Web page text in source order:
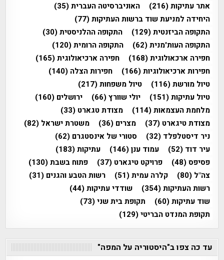
אתר עתיקות(216) האוניברסיטה העברית(35)
היחידה למניעת שוד ברשות העתיקות(77)
התקופה הביזנטית(129) התקופה ההלניסטית(30)
התקופה העות'מנית(62) התקופה הרומית(120)
חפירה ארכאולוגית(168) חפירה ארכיאולוגית(165)
חפירות ארכיאולוגיות(166) חפירות הצלה (140)
טיול מורשת(116) טיול משפחות(217)
טיול עתיקות(151) יולי שוורץ(66) ירושלים (160)
מלחמת העצמאות(114) מצודת טגארט (33)
מצודת טיגארט (37) מצרים (36) משטרת ישראל (82)
ניר דיסטלפלד (32) סטורי של אינסטגרם (62)
עיר דוד (52) עמוד ענן(146) עתיקות(183)
פסיפס(48) פרויקט טיגארט (37) פתוח בשבת(130)
צה"ל (80) קלרה עמית(51) רשות הטבע והגנים (31)
רשות העתיקות(354) שודדי עתיקות(44)
שוד עתיקות(60) תקופת בית שני(73)
תקופת המנדט הבריטי(129)
עד כה צפו ב"היסטוריה על המפה"